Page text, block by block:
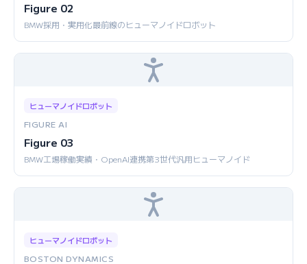
Figure 02
BMW採用・実用化最前線のヒューマノイドロボット
ヒューマノイドロボット
FIGURE AI
Figure 03
BMW工場稼働実績・OpenAI連携第3世代汎用ヒューマノイド
ヒューマノイドロボット
BOSTON DYNAMICS